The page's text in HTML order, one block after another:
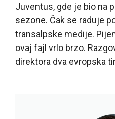
Juventus, gde je bio na
sezone. Čak se raduje
transalpske medije.
ovaj fajl vrlo brzo.
direktora dva evropska